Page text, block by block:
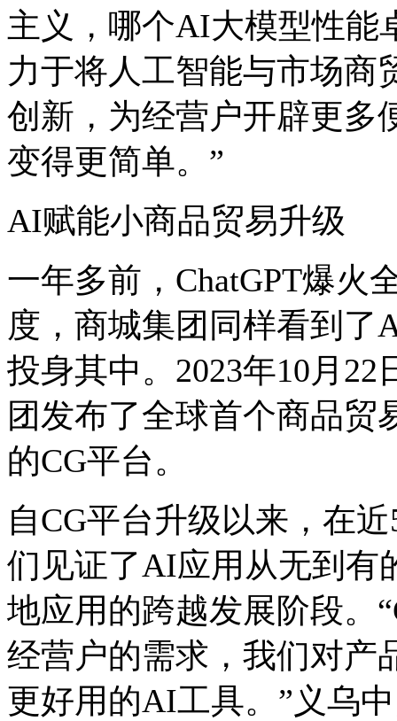
主义，哪个AI大模型性能
力于将人工智能与市场商
创新，为经营户开辟更多
变得更简单。”
AI赋能小商品贸易升级
一年多前，ChatGPT爆火
度，商城集团同样看到了
投身其中。2023年10月
团发布了全球首个商品贸
的CG平台。
自CG平台升级以来，在
们见证了AI应用从无到有
地应用的跨越发展阶段。
经营户的需求，我们对产
更好用的AI工具。”义乌